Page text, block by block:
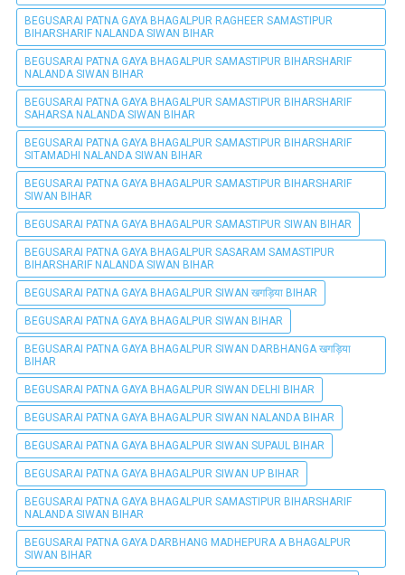
BEGUSARAI PATNA GAYA BHAGALPUR RAGHEER SAMASTIPUR
BIHARSHARIF NALANDA SIWAN BIHAR
BEGUSARAI PATNA GAYA BHAGALPUR SAMASTIPUR BIHARSHARIF
NALANDA SIWAN BIHAR
BEGUSARAI PATNA GAYA BHAGALPUR SAMASTIPUR BIHARSHARIF
SAHARSA NALANDA SIWAN BIHAR
BEGUSARAI PATNA GAYA BHAGALPUR SAMASTIPUR BIHARSHARIF
SITAMADHI NALANDA SIWAN BIHAR
BEGUSARAI PATNA GAYA BHAGALPUR SAMASTIPUR BIHARSHARIF
SIWAN BIHAR
BEGUSARAI PATNA GAYA BHAGALPUR SAMASTIPUR SIWAN BIHAR
BEGUSARAI PATNA GAYA BHAGALPUR SASARAM SAMASTIPUR
BIHARSHARIF NALANDA SIWAN BIHAR
BEGUSARAI PATNA GAYA BHAGALPUR SIWAN खगड़िया BIHAR
BEGUSARAI PATNA GAYA BHAGALPUR SIWAN BIHAR
BEGUSARAI PATNA GAYA BHAGALPUR SIWAN DARBHANGA खगड़िया
BIHAR
BEGUSARAI PATNA GAYA BHAGALPUR SIWAN DELHI BIHAR
BEGUSARAI PATNA GAYA BHAGALPUR SIWAN NALANDA BIHAR
BEGUSARAI PATNA GAYA BHAGALPUR SIWAN SUPAUL BIHAR
BEGUSARAI PATNA GAYA BHAGALPUR SIWAN UP BIHAR
BEGUSARAI PATNA GAYA BHAGALPUR SAMASTIPUR BIHARSHARIF
NALANDA SIWAN BIHAR
BEGUSARAI PATNA GAYA DARBHANG MADHEPURA A BHAGALPUR
SIWAN BIHAR